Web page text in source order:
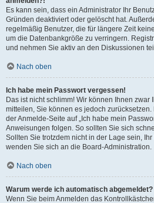
Es kann sein, dass ein Administrator Ihr
Gründen deaktiviert oder gelöscht hat.
regelmäßig Benutzer, die für längere Zeit
um die Datenbankgröße zu verringern.
und nehmen Sie aktiv an den Diskussionen
Nach oben
Ich habe mein Passwort vergessen!
Das ist nicht schlimm! Wir können Ihnen zwar
mitteilen, Sie können es jedoch
der Anmelde-Seite auf „Ich habe mein
Anweisungen folgen. So sollten Sie sich
Sollten Sie trotzdem nicht in der Lage sein,
wenden Sie sich an die Board-Administration.
Nach oben
Warum werde ich automatisch abgemeldet?
Wenn Sie beim Anmelden das